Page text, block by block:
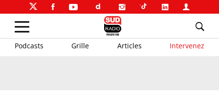
Podcasts Grille Articles Intervenez